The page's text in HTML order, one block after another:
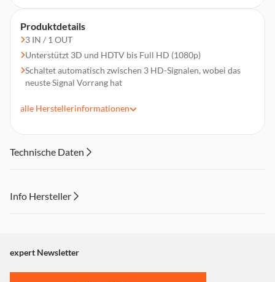
Produktdetails
3 IN / 1 OUT
Unterstützt 3D und HDTV bis Full HD (1080p)
Schaltet automatisch zwischen 3 HD-Signalen, wobei das
neuste Signal Vorrang hat
Unterstützt Audioformate wie z.B. DTS Digital, Dolby Digital
alle Herstellerinformationen
Technische Daten
Info Hersteller
"Marketing".
Einstellungen anpassen
expert Newsletter